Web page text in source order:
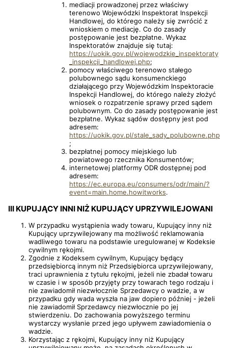
mediacji prowadzonej przez właściwy
terenowo Wojewódzki Inspektorat Inspekcji
Handlowej, do którego należy się zwrócić z
wnioskiem o mediację. Co do zasady
postępowanie jest bezpłatne. Wykaz
Inspektoratów znajduje się tutaj:
https://uokik.gov.pl/wojewodzkie_inspektoraty
_inspekcji_handlowej.php;
pomocy właściwego terenowo stałego
polubownego sądu konsumenckiego
działającego przy Wojewódzkim Inspektoracie
Inspekcji Handlowej, do którego należy złożyć
wniosek o rozpatrzenie sprawy przed sądem
polubownym. Co do zasady postępowanie jest
bezpłatne. Wykaz sądów dostępny jest pod
adresem:
https://uokik.gov.pl/stale_sady_polubowne.php
;
bezpłatnej pomocy miejskiego lub
powiatowego rzecznika Konsumentów;
internetowej platformy ODR dostępnej pod
adresem:
https://ec.europa.eu/consumers/odr/main/?
event=main.home.howitworks.
III KUPUJĄCY INNI NIŻ KUPUJĄCY UPRZYWILEJOWANI
W przypadku wystąpienia wady towaru, Kupujący inny niż
Kupujący uprzywilejowany ma możliwość reklamowania
wadliwego towaru na podstawie uregulowanej w Kodeksie
cywilnym rękojmi.
Zgodnie z Kodeksem cywilnym, Kupujący będący
przedsiębiorcą innym niż Przedsiębiorca uprzywilejowany,
traci uprawnienia z tytułu rękojmi, jeżeli nie zbadał towaru
w czasie i w sposób przyjęty przy towarach tego rodzaju i
nie zawiadomił niezwłocznie Sprzedawcy o wadzie, a w
przypadku gdy wada wyszła na jaw dopiero później - jeżeli
nie zawiadomił Sprzedawcy niezwłocznie po jej
stwierdzeniu. Do zachowania powyższego terminu
wystarczy wysłanie przed jego upływem zawiadomienia o
wadzie.
Korzystając z rękojmi, Kupujący inny niż Kupujący